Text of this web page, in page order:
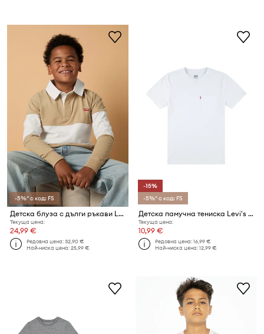
-5%* с код: FS
Детска блуза с дълги ръкави Levi's TIMELESS RUGBY POLO
Текуща цена:
24,99 €
Редовна цена:32,90 €
Най-ниска цена:25,99 €
-15%
-5%* с код: FS
Детска памучна тениска Levi's SUNSET POCKET TEE
Текуща цена:
10,99 €
Редовна цена:16,99 €
Най-ниска цена:12,99 €